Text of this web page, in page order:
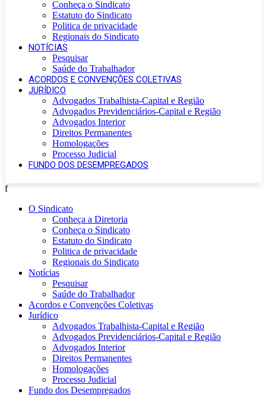
Conheça o Sindicato
Estatuto do Sindicato
Politica de privacidade
Regionais do Sindicato
NOTÍCIAS
Pesquisar
Saúde do Trabalhador
ACORDOS E CONVENÇÕES COLETIVAS
JURÍDICO
Advogados Trabalhista-Capital e Região
Advogados Previdenciários-Capital e Região
Advogados Interior
Direitos Permanentes
Homologações
Processo Judicial
FUNDO DOS DESEMPREGADOS
f
O Sindicato
Conheça a Diretoria
Conheça o Sindicato
Estatuto do Sindicato
Politica de privacidade
Regionais do Sindicato
Notícias
Pesquisar
Saúde do Trabalhador
Acordos e Convenções Coletivas
Jurídico
Advogados Trabalhista-Capital e Região
Advogados Previdenciários-Capital e Região
Advogados Interior
Direitos Permanentes
Homologações
Processo Judicial
Fundo dos Desempregados